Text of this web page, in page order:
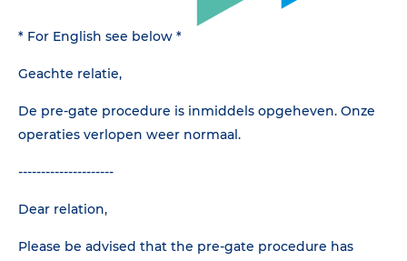
* For English see below *
Geachte relatie,
De pre-gate procedure is inmiddels opgeheven. Onze
operaties verlopen weer normaal.
---------------------
Dear relation,
Please be advised that the pre-gate procedure has